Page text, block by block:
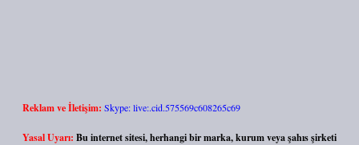
Reklam ve İletişim: Skype: live:.cid.575569c608265c69
Yasal Uyarı: Bu internet sitesi, herhangi bir marka, kurum veya şahıs şirketi